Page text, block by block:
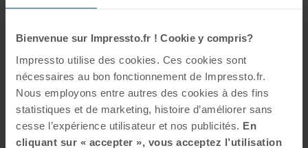
Bienvenue sur Impressto.fr ! Cookie y compris?
Impressto utilise des cookies. Ces cookies sont
nécessaires au bon fonctionnement de Impressto.fr.
Nous employons entre autres des cookies à des fins
statistiques et de marketing, histoire d’améliorer sans
cesse l’expérience utilisateur et nos publicités. En
cliquant sur « accepter », vous acceptez l’utilisation